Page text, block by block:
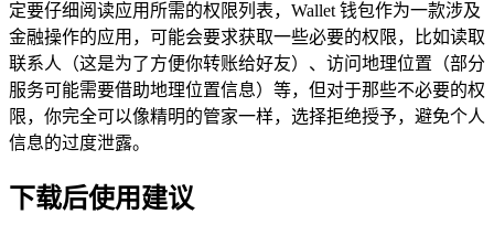
定要仔细阅读应用所需的权限列表，Wallet 钱包作为一款涉及
金融操作的应用，可能会要求获取一些必要的权限，比如读取
联系人（这是为了方便你转账给好友）、访问地理位置（部分
服务可能需要借助地理位置信息）等，但对于那些不必要的权
限，你完全可以像精明的管家一样，选择拒绝授予，避免个人
信息的过度泄露。
下载后使用建议